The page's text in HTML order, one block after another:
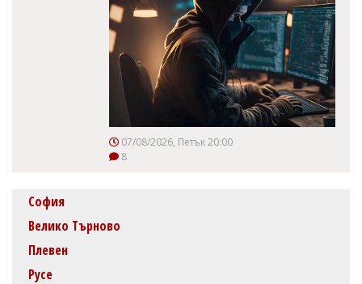
07/08/2026, Петък 20:00
8
София
Велико Търново
Плевен
Русе